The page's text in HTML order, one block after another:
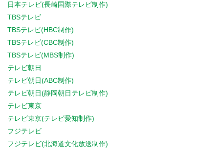
日本テレビ(長崎国際テレビ制作)
TBSテレビ
TBSテレビ(HBC制作)
TBSテレビ(CBC制作)
TBSテレビ(MBS制作)
テレビ朝日
テレビ朝日(ABC制作)
テレビ朝日(静岡朝日テレビ制作)
テレビ東京
テレビ東京(テレビ愛知制作)
フジテレビ
フジテレビ(北海道文化放送制作)